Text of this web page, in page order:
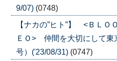
9/07) (0748)
【ナカの”ヒト”】 <ＢＬ
ＥＯ> 仲間を大切にして東
号）('23/08/31) (0747)